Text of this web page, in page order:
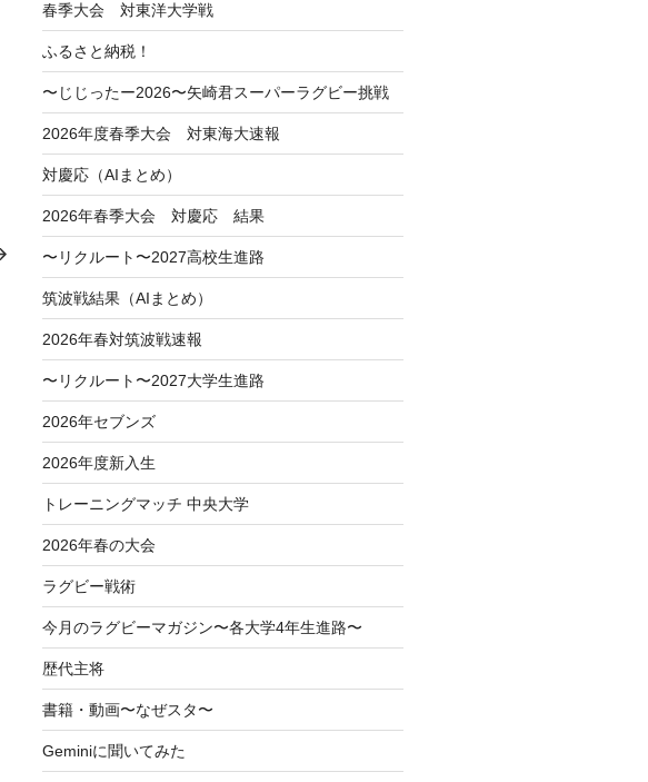
春季大会 対東洋大学戦
ふるさと納税！
〜じじったー2026〜矢崎君スーパーラグビー挑戦
2026年度春季大会 対東海大速報
対慶応（AIまとめ）
2026年春季大会 対慶応 結果
〜リクルート〜2027高校生進路
筑波戦結果（AIまとめ）
2026年春対筑波戦速報
〜リクルート〜2027大学生進路
2026年セブンズ
2026年度新入生
トレーニングマッチ 中央大学
2026年春の大会
ラグビー戦術
今月のラグビーマガジン〜各大学4年生進路〜
歴代主将
書籍・動画〜なぜスタ〜
Geminiに聞いてみた